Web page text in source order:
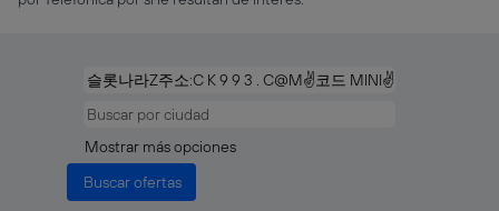
Mostrar más opciones